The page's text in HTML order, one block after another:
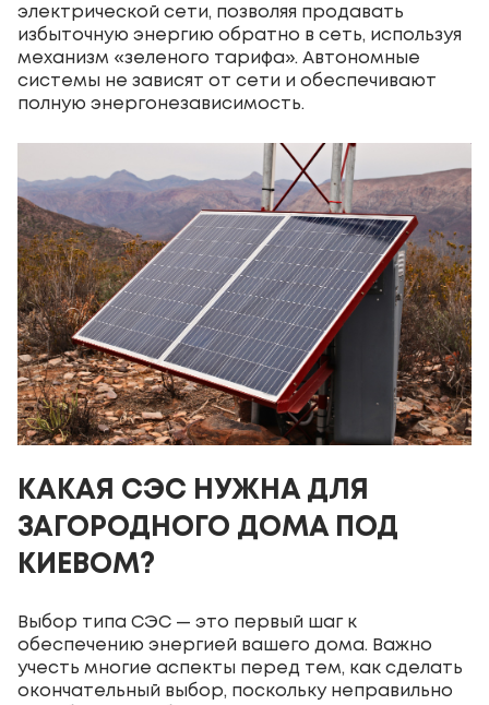
электрической сети, позволяя продавать
избыточную энергию обратно в сеть, используя
механизм «зеленого тарифа». Автономные
системы не зависят от сети и обеспечивают
полную энергонезависимость.
КАКАЯ СЭС НУЖНА ДЛЯ
ЗАГОРОДНОГО ДОМА ПОД
КИЕВОМ?
Выбор типа СЭС — это первый шаг к
обеспечению энергией вашего дома. Важно
учесть многие аспекты перед тем, как сделать
окончательный выбор, поскольку неправильно